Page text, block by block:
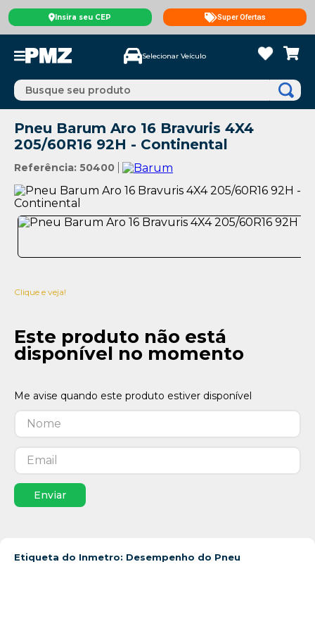
Insira seu CEP Super Ofertas
Selecionar Veículo
Busque seu produto
Pneu Barum Aro 16 Bravuris 4X4
205/60R16 92H - Continental
Referência: 50400
Clique e veja!
Este produto não está
disponível no momento
Enviar
Etiqueta do Inmetro: Desempenho do Pneu